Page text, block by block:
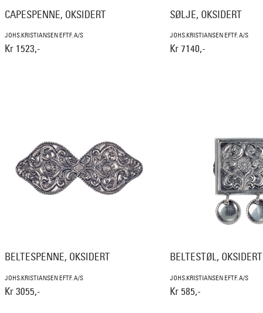
CAPESPENNE, OKSIDERT
JOHS.KRISTIANSEN EFTF. A/S
Kr 1523,-
SØLJE, OKSIDERT
JOHS.KRISTIANSEN EFTF. A/S
Kr 7140,-
BELTESPENNE, OKSIDERT
JOHS.KRISTIANSEN EFTF. A/S
Kr 3055,-
BELTESTØL, OKSIDERT
JOHS.KRISTIANSEN EFTF. A/S
Kr 585,-